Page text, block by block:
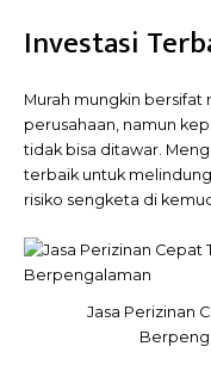
Investasi
Murah mungkin
perusahaan, namun
tidak bisa ditawar.
terbaik untuk
risiko sengketa di
Jasa Perizinan